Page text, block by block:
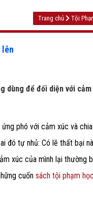
Trang chủ Tội
lên
dùng để đối diện với
phó với cảm xúc và
ai đó tự nhủ: Có lẽ thất bại
xúc của mình lại thường
cuốn sách tội phạm học